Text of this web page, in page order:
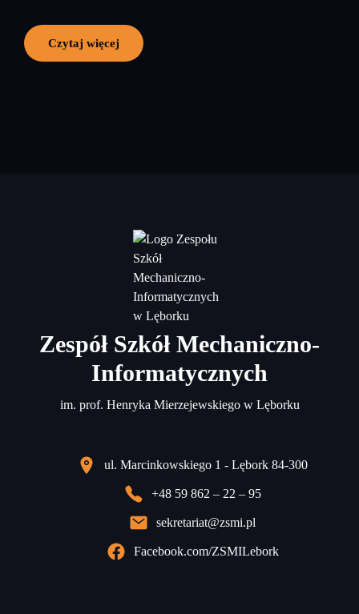
Czytaj więcej
Zespół Szkół Mechaniczno-
Informatycznych
im. prof. Henryka Mierzejewskiego w Lęborku
ul. Marcinkowskiego 1 - Lębork 84-300
+48 59 862 – 22 – 95
sekretariat@zsmi.pl
Facebook.com/ZSMILebork